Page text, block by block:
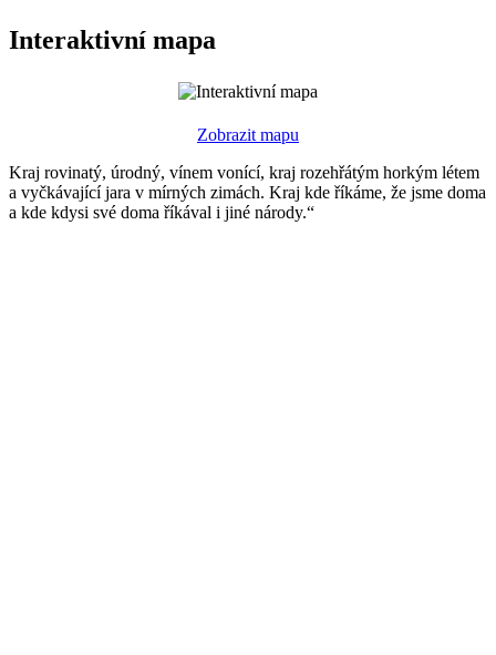
Interaktivní mapa
Zobrazit mapu
Kraj rovinatý, úrodný, vínem vonící, kraj rozehřátým horkým létem
a vyčkávající jara v mírných zimách. Kraj kde říkáme, že jsme doma
a kde kdysi své doma říkával i jiné národy.“